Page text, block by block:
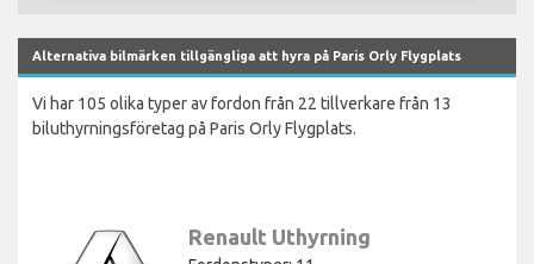
Alternativa bilmärken tillgängliga att hyra på Paris Orly Flygplats
Vi har 105 olika typer av fordon från 22 tillverkare från 13
biluthyrningsföretag på Paris Orly Flygplats.
Renault Uthyrning